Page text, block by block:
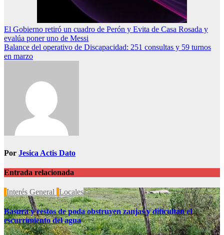
Navegación
de
entradas
El Gobierno retiró un cuadro de Perón y Evita de Casa Rosada y
evalúa poner uno de Messi
Balance del operativo de Discapacidad: 251 consultas y 59 turnos
en marzo
Por Jesica Actis Dato
Entrada relacionada
Interés General Locales
Basura y restos de poda obstruyen zanjas y dificultan el
escurrimiento del agua